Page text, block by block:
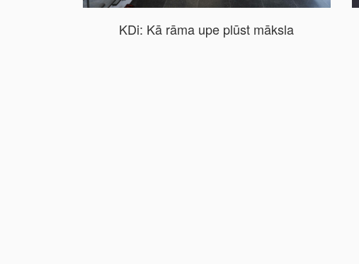
KDi: Kā rāma upe plūst māksla